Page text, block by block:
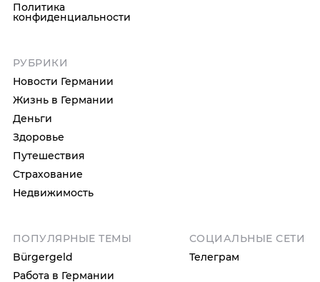
Политика
конфиденциальности
РУБРИКИ
Новости Германии
Жизнь в Германии
Деньги
Здоровье
Путешествия
Страхование
Недвижимость
ПОПУЛЯРНЫЕ ТЕМЫ
Bürgergeld
Работа в Германии
СОЦИАЛЬНЫЕ СЕТИ
Телеграм